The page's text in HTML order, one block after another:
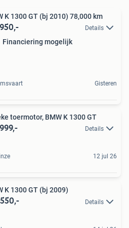
K 1300 GT (bj 2010) 78,000 km
Details
Financiering mogelijk
Gisteren
toermotor, BMW K 1300 GT
Details
12 jul 26
K 1300 GT (bj 2009)
Details